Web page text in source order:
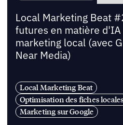
Local Marketing Beat
futures en matière
marketing local (avec
Near Media)
Local Marketing Beat
Optimisation des fiches
Marketing sur Google